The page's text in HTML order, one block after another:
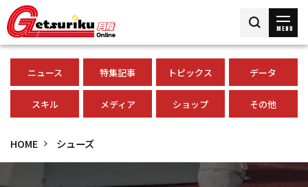
MENU
ニュース 特集記事 トピックス データ
スキル メディア ショップ その他
HOME シューズ